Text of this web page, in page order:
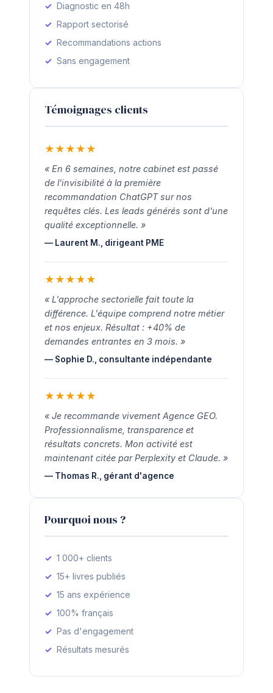
Diagnostic en 48h
Rapport sectorisé
Recommandations actions
Sans engagement
Témoignages clients
★ ★ ★ ★ ★
« En 6 semaines, notre cabinet est passé
de l'invisibilité à la première
recommandation ChatGPT sur nos
requêtes clés. Les leads générés sont d'une
qualité exceptionnelle. »
— Laurent M., dirigeant PME
★ ★ ★ ★ ★
« L'approche sectorielle fait toute la
différence. L'équipe comprend notre métier
et nos enjeux. Résultat : +40% de
demandes entrantes en 3 mois. »
— Sophie D., consultante indépendante
★ ★ ★ ★ ★
« Je recommande vivement Agence GEO.
Professionnalisme, transparence et
résultats concrets. Mon activité est
maintenant citée par Perplexity et Claude. »
— Thomas R., gérant d'agence
Pourquoi nous ?
1 000+ clients
15+ livres publiés
15 ans expérience
100% français
Pas d'engagement
Résultats mesurés